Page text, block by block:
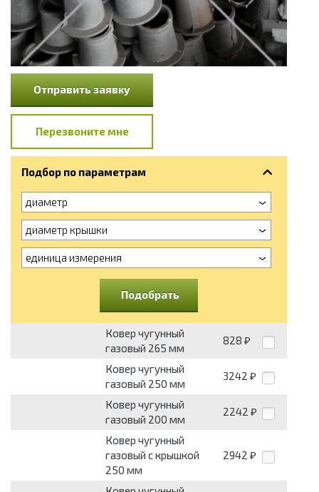
Отправить заявку
Перезвоните мне
Подбор по параметрам
диаметр
диаметр крышки
единица измерения
Подобрать
Ковер чугунный
газовый 265 мм
828 ₽
Ковер чугунный
газовый 250 мм
3242 ₽
Ковер чугунный
газовый 200 мм
2242 ₽
Ковер чугунный
газовый с крышкой
250 мм
2942 ₽